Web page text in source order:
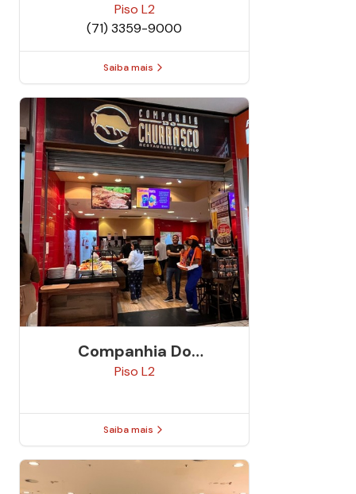
Piso L2
(71) 3359-9000
Saiba mais
Companhia Do
Churrasco
Piso L2
Saiba mais